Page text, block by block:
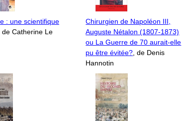
: une scientifique
de Catherine Le
Chirurgien de Napoléon III,
Auguste Nétalon (1807-1873)
ou La Guerre de 70 aurait-elle
pu être évitée?, de Denis
Hannotin